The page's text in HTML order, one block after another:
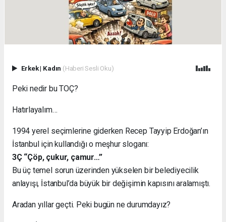
Erkek| Kadın (Haberi Sesli Oku)
Peki nedir bu TOÇ?
Hatırlayalım…
1994 yerel seçimlerine giderken Recep Tayyip Erdoğan’ın
İstanbul için kullandığı o meşhur sloganı:
3Ç “Çöp, çukur, çamur…”
Bu üç temel sorun üzerinden yükselen bir belediyecilik
anlayışı, İstanbul’da büyük bir değişimin kapısını aralamıştı.
Aradan yıllar geçti. Peki bugün ne durumdayız?